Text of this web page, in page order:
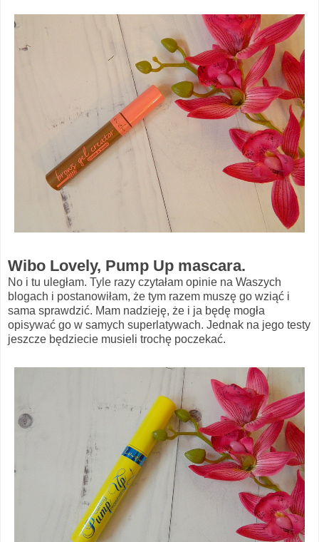
Wibo Lovely, Pump Up mascara.
No i tu uległam. Tyle razy czytałam opinie na Waszych
blogach i postanowiłam, że tym razem muszę go wziąć i
sama sprawdzić. Mam nadzieję, że i ja będę mogła
opisywać go w samych superlatywach. Jednak na jego testy
jeszcze będziecie musieli trochę poczekać.